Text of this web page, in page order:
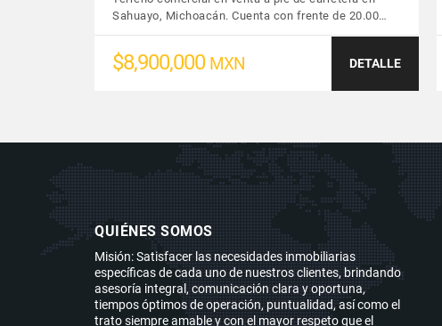
Sahuayo, Michoacán. Cuenta con frente de 20.00…
$8,900,000 MXN DETALLE
QUIÉNES SOMOS
Misión: Satisfacer las necesidades inmobiliarias
específicas de cada uno de nuestros clientes, brindando
asesoría integral, comunicación clara y oportuna,
tiempos óptimos de operación, puntualidad, así como el
trato siempre amable y con el mayor respeto que el